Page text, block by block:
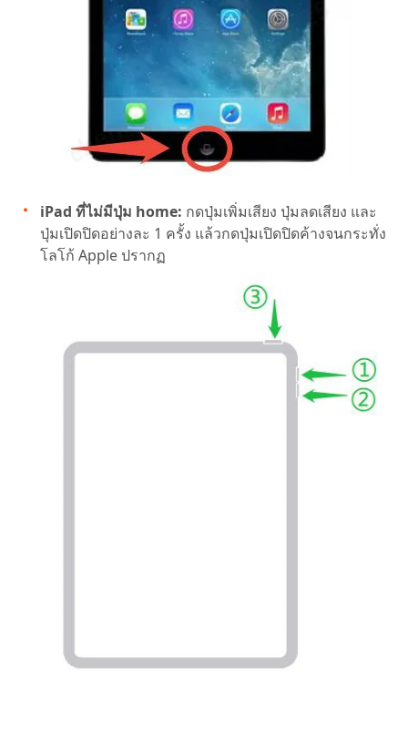
iPad ที่ไม่มีปุ่ม home: กดปุ่มเพิ่มเสียง ปุ่มลดเสียง และ
ปุ่มเปิดปิดอย่างละ 1 ครั้ง แล้วกดปุ่มเปิดปิดค้างจนกระทั่ง
โลโก้ Apple ปรากฏ